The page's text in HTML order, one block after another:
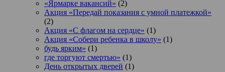
«Ярмарке вакансий» (2)
Акция «Передай показания с умной платежкой»
(2)
Акция «С флагом на сердце» (1)
Акция «Собери ребенка в школу» (1)
будь ярким» (1)
где торгуют смертью» (1)
День открытых дверей (1)